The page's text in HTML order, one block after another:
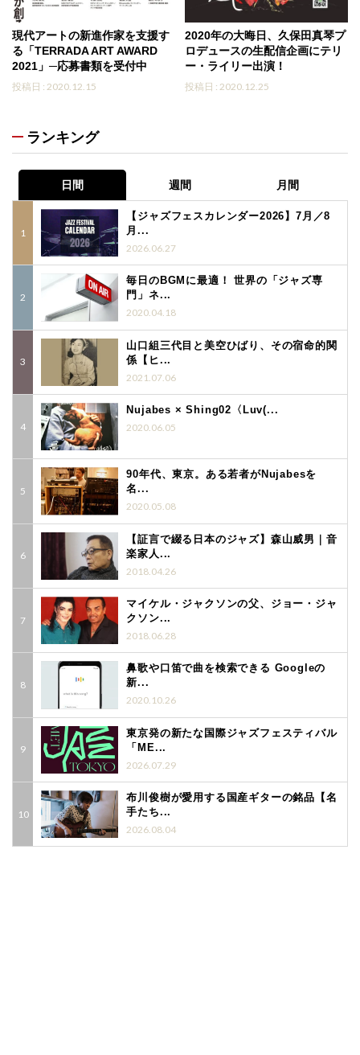
現代アートの新進作家を支援す
る「TERRADA ART AWARD
2021」─応募書類を受付中
投稿日 : 2020.12.15
2020年の大晦日、久保田真琴プ
ロデュースの生配信企画にテリ
ー・ライリー出演！
投稿日 : 2020.12.25
ランキング
日間 週間 月間
【ジャズフェスカレンダー2026】7月／8
月...
2026.06.27
毎日のBGMに最適！ 世界の「ジャズ専
門」ネ...
2020.04.18
山口組三代目と美空ひばり、その宿命的関
係【ヒ...
2021.07.06
Nujabes × Shing02〈Luv(...
2020.06.05
90年代、東京。ある若者がNujabesを
名...
2020.05.08
【証言で綴る日本のジャズ】森山威男｜音
楽家人...
2018.04.26
マイケル・ジャクソンの父、ジョー・ジャ
クソン...
2018.06.28
鼻歌や口笛で曲を検索できる Googleの
新...
2020.10.26
東京発の新たな国際ジャズフェスティバル
「ME...
2026.07.29
布川俊樹が愛用する国産ギターの銘品【名
手たち...
2026.08.04